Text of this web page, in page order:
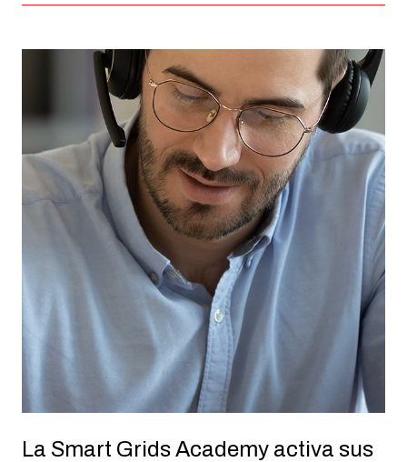
La Smart Grids Academy activa sus